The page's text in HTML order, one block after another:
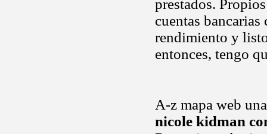
prestados.
cuentas
rendimiento y
entonces, tengo
A-z mapa web
nicole kidman